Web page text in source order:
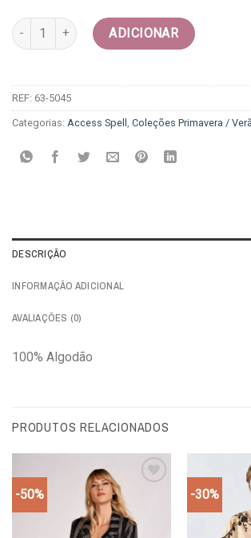
Quantidade de T-shirt - Access
ADICIONAR
REF: 63-5045
Categorias: Access Spell Coleções Primavera /
DESCRIÇÃO
INFORMAÇÃO ADICIONAL
AVALIAÇÕES (0)
100% Algodão
PRODUTOS RELACIONADOS
-50% -30%